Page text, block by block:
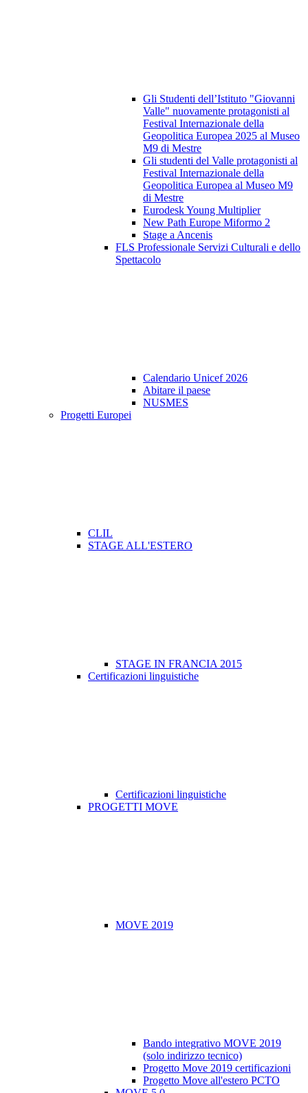
Gli Studenti dell’Istituto "Giovanni
Valle" nuovamente protagonisti al
Festival Internazionale della
Geopolitica Europea 2025 al Museo
M9 di Mestre
Gli studenti del Valle protagonisti al
Festival Internazionale della
Geopolitica Europea al Museo M9
di Mestre
Eurodesk Young Multiplier
New Path Europe Miformo 2
Stage a Ancenis
FLS Professionale Servizi Culturali e dello
Spettacolo
Calendario Unicef 2026
Abitare il paese
NUSMES
Progetti Europei
CLIL
STAGE ALL'ESTERO
STAGE IN FRANCIA 2015
Certificazioni linguistiche
Certificazioni linguistiche
PROGETTI MOVE
MOVE 2019
Bando integrativo MOVE 2019
(solo indirizzo tecnico)
Progetto Move 2019 certificazioni
Progetto Move all'estero PCTO